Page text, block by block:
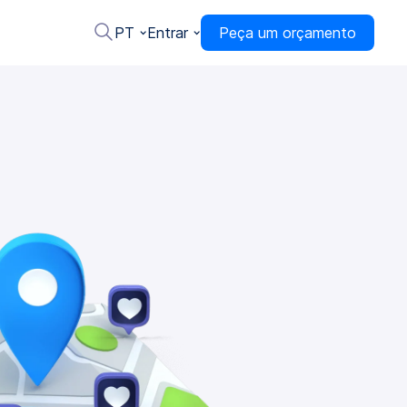
PT Entrar Peça um orçamento